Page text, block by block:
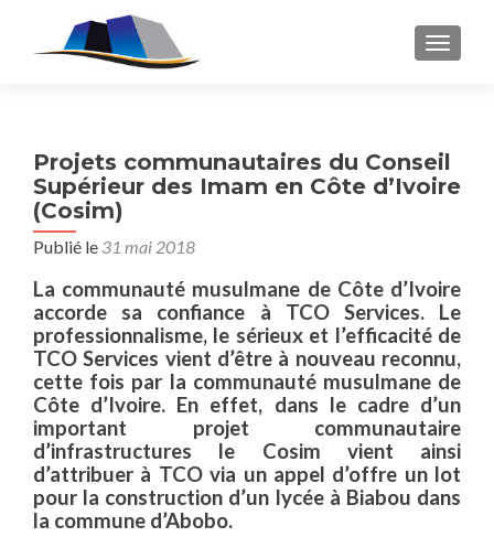
Projets communautaires du Conseil
Supérieur des Imam en Côte d’Ivoire
(Cosim)
Publié le 31 mai 2018
La communauté musulmane de Côte d’Ivoire
accorde sa confiance à TCO Services. Le
professionnalisme, le sérieux et l’efficacité de
TCO Services vient d’être à nouveau reconnu,
cette fois par la communauté musulmane de
Côte d’Ivoire. En effet, dans le cadre d’un
important projet communautaire
d’infrastructures le Cosim vient ainsi
d’attribuer à TCO via un appel d’offre un lot
pour la construction d’un lycée à Biabou dans
la commune d’Abobo.